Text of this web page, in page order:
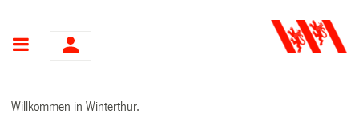
Hauptnavigation
Willkommen in Winterthur.